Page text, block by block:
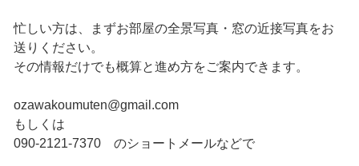
忙しい方は、まずお部屋の全景写真・窓の近接写真をお
送りください。
その情報だけでも概算と進め方をご案内できます。
ozawakoumuten@gmail.com
もしくは
090-2121-7370 のショートメールなどで